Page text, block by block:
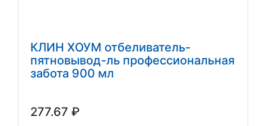
КЛИН ХОУМ отбеливатель-
пятновывод-ль профессиональная
забота 900 мл
277.67 ₽